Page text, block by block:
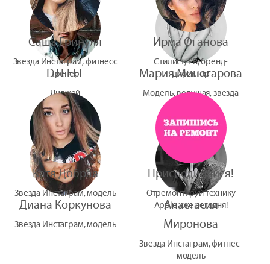
DJ FEEL
Диджей
Мария Миногарова
Модель, ведущая, звезда
Диана Коркунова
Звезда Инстаграм, модель
Анастасия
Миронова
Звезда Инстаграм, фитнес-
модель
Саша Гринуля
Звезда Инстаграм, фитнесс
тренер
Ирма Оганова
Стилист, PR, бренд-
директор
Катя Добрая
Звезда Инстаграм, модель
Присоединяйся!
Отремонтируй технику
Apple уже сегодня!